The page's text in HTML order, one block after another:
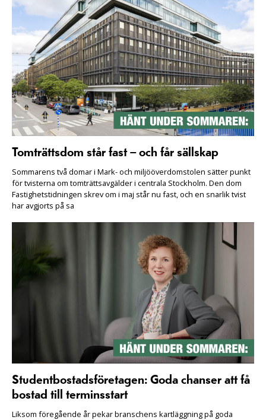
Tomträttsdom står fast – och får sällskap
Sommarens två domar i Mark- och miljööverdomstolen sätter punkt
för tvisterna om tomträttsavgälder i centrala Stockholm. Den dom
Fastighetstidningen skrev om i maj står nu fast, och en snarlik tvist
har avgjorts på sa
Studentbostadsföretagen: Goda chanser att få
bostad till terminsstart
Liksom föregående år pekar branschens kartläggning på goda